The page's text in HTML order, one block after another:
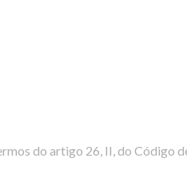
do artigo 26, II, do Código